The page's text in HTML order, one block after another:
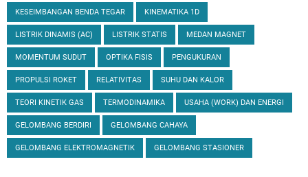
KESEIMBANGAN BENDA TEGAR KINEMATIKA 1D
LISTRIK DINAMIS (AC) LISTRIK STATIS MEDAN MAGNET
MOMENTUM SUDUT OPTIKA FISIS PENGUKURAN
PROPULSI ROKET RELATIVITAS SUHU DAN KALOR
TEORI KINETIK GAS TERMODINAMIKA USAHA (WORK) DAN ENERGI
GELOMBANG BERDIRI GELOMBANG CAHAYA
GELOMBANG ELEKTROMAGNETIK GELOMBANG STASIONER